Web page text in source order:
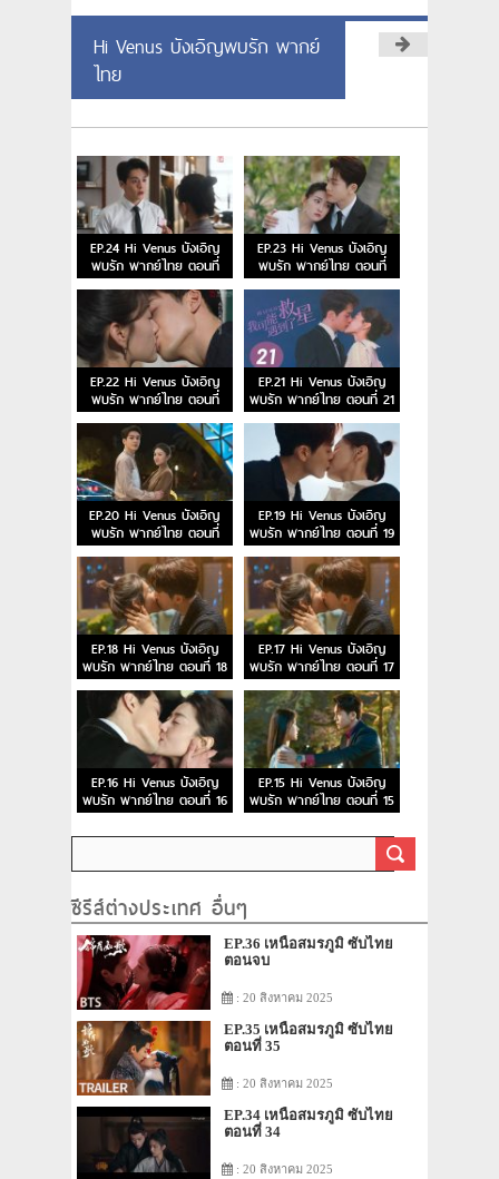
Hi Venus บังเอิญพบรัก พากย์
ไทย
EP.24 Hi Venus บังเอิญ
พบรัก พากย์ไทย ตอนที่
24
EP.23 Hi Venus บังเอิญ
พบรัก พากย์ไทย ตอนที่
23
EP.22 Hi Venus บังเอิญ
พบรัก พากย์ไทย ตอนที่
22
EP.21 Hi Venus บังเอิญ
พบรัก พากย์ไทย ตอนที่ 21
EP.20 Hi Venus บังเอิญ
พบรัก พากย์ไทย ตอนที่
20
EP.19 Hi Venus บังเอิญ
พบรัก พากย์ไทย ตอนที่ 19
EP.18 Hi Venus บังเอิญ
พบรัก พากย์ไทย ตอนที่ 18
EP.17 Hi Venus บังเอิญ
พบรัก พากย์ไทย ตอนที่ 17
EP.16 Hi Venus บังเอิญ
พบรัก พากย์ไทย ตอนที่ 16
EP.15 Hi Venus บังเอิญ
พบรัก พากย์ไทย ตอนที่ 15
ซีรีส์ต่างประเทศ อื่นๆ
EP.36 เหนือสมรภูมิ ซับไทย
ตอนจบ
: 20 สิงหาคม 2025
EP.35 เหนือสมรภูมิ ซับไทย
ตอนที่ 35
: 20 สิงหาคม 2025
EP.34 เหนือสมรภูมิ ซับไทย
ตอนที่ 34
: 20 สิงหาคม 2025